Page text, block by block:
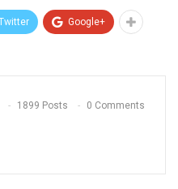
Google+
1899 Posts 0 Comments